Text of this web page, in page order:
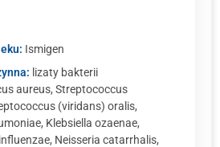
Ismigen
lizaty bakterii
aureus, Streptococcus
(viridans) oralis,
Klebsiella ozaenae,
Neisseria catarrhalis,